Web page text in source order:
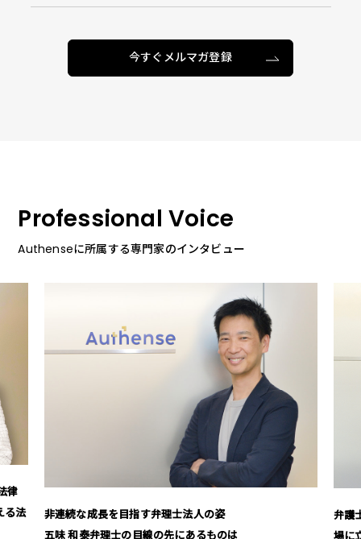
今すぐメルマガ登録
Professional Voice
Authenseに所属する専門家のインタビュー
な成長を目指す弁理士法人の姿
和泰弁理士の目線の先にあるものは
弁護士の枠を超
場に立つ」信念